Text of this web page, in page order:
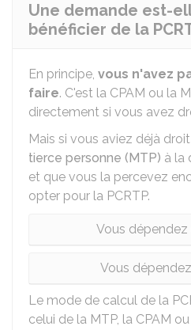
Une demande est-
bénéficier de la
En principe, vous n'avez
faire. C'est la CPAM ou la
directement si vous avez
Mais si vous aviez déjà
tierce personne (MTP) à la
et que vous la percevez
opter pour la PCRTP.
Vous dépendez
Vous
Le mode de calcul de la
celui de la MTP, la CPAM